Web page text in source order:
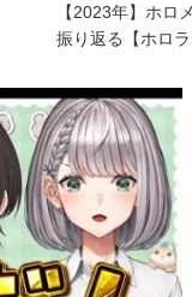
【2023年】ホロ
振り返る【ホロ